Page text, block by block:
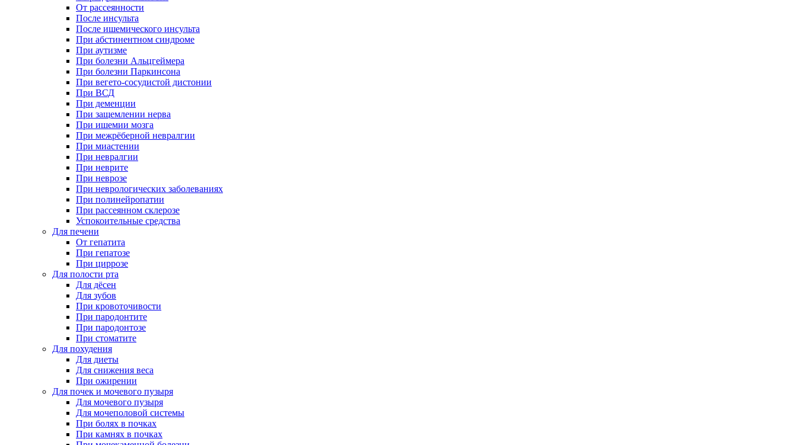
От рассеянности
После инсульта
После ишемического инсульта
При абстинентном синдроме
При аутизме
При болезни Альцгеймера
При болезни Паркинсона
При вегето-сосудистой дистонии
При ВСД
При деменции
При защемлении нерва
При ишемии мозга
При межрёберной невралгии
При миастении
При невралгии
При неврите
При неврозе
При неврологических заболеваниях
При полинейропатии
При рассеянном склерозе
Успокоительные средства
Для печени
От гепатита
При гепатозе
При циррозе
Для полости рта
Для дёсен
Для зубов
При кровоточивости
При пародонтите
При пародонтозе
При стоматите
Для похудения
Для диеты
Для снижения веса
При ожирении
Для почек и мочевого пузыря
Для мочевого пузыря
Для мочеполовой системы
При болях в почках
При камнях в почках